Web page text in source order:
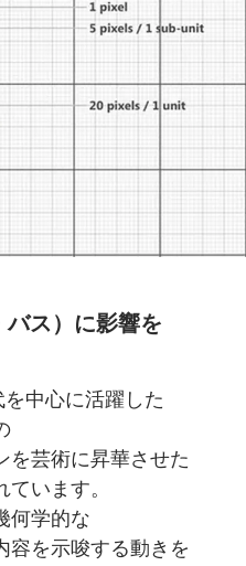
バス）に影響を
を中心に活躍した
を芸術に昇華させた
います。
何学的な
容を示唆する動きを